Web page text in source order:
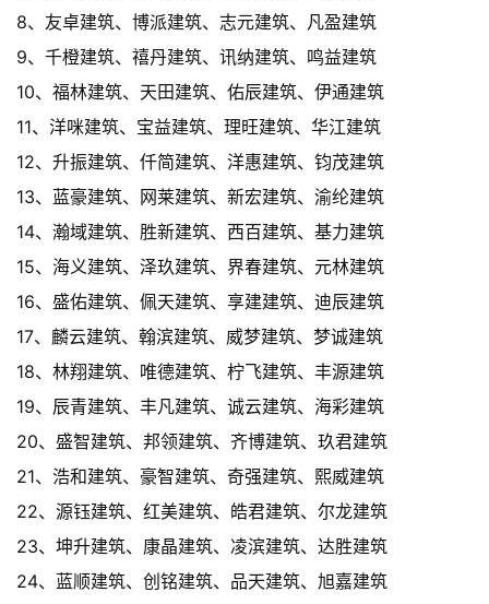
8、友卓建筑、博派建筑、志元建筑、凡盈建筑
9、千橙建筑、禧丹建筑、讯纳建筑、鸣益建筑
10、福林建筑、天田建筑、佑辰建筑、伊通建筑
11、洋咪建筑、宝益建筑、理旺建筑、华江建筑
12、升振建筑、仟简建筑、洋惠建筑、钧茂建筑
13、蓝豪建筑、网莱建筑、新宏建筑、渝纶建筑
14、瀚域建筑、胜新建筑、西百建筑、基力建筑
15、海义建筑、泽玖建筑、界春建筑、元林建筑
16、盛佑建筑、佩天建筑、享建建筑、迪辰建筑
17、麟云建筑、翰滨建筑、威梦建筑、梦诚建筑
18、林翔建筑、唯德建筑、柠飞建筑、丰源建筑
19、辰青建筑、丰凡建筑、诚云建筑、海彩建筑
20、盛智建筑、邦领建筑、齐博建筑、玖君建筑
21、浩和建筑、豪智建筑、奇强建筑、熙威建筑
22、源钰建筑、红美建筑、皓君建筑、尔龙建筑
23、坤升建筑、康晶建筑、凌滨建筑、达胜建筑
24、蓝顺建筑、创铭建筑、品天建筑、旭嘉建筑